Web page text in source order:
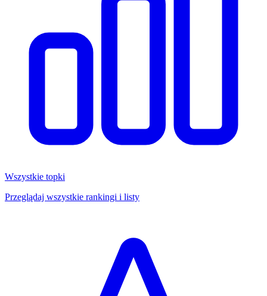
Wszystkie topki
Przeglądaj wszystkie rankingi i listy